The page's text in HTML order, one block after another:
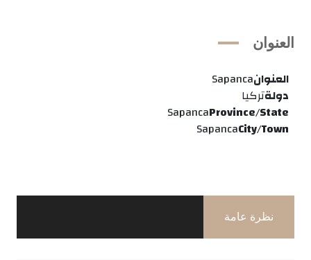
العنوان
العنوانSapanca
دولةتركيا
Province/State
Sapanca
City/Town
Sapanca
نظرة عامة